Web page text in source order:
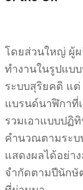
โดยส่วนใหญ่ ผู้
ทำงานในรูปแบ
ระบบสุริยคติ แต่
แบรนด์นาฬิกาที่
รวมเอาแบบปฏิ
คำนวณตามระบ
แสดงผลได้อย่า
จำกัดตามปีนักษั